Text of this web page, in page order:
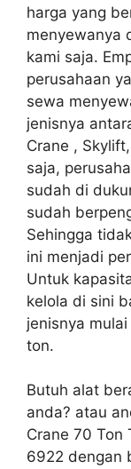
harga yang
menyewanya
kami saja.
perusahaan
sewa
jenisnya
Crane ,
saja,
sudah di
sudah
Sehingga
ini menjadi
Untuk
kelola di sini
jenisnya
ton.
Butuh alat
anda? atau
Crane 70 Ton
6922 dengan